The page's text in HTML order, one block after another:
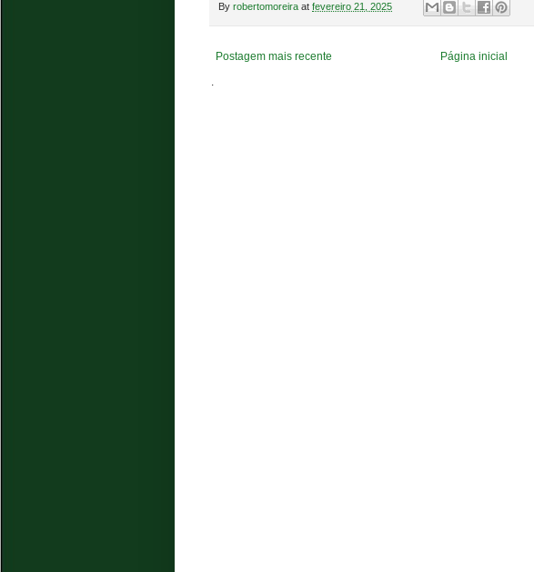
By robertomoreira at fevereiro 21, 2025
Postagem mais recente
Página inicial
.